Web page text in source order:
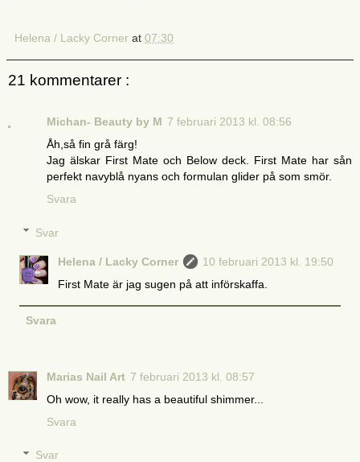
Helena / Lacky Corner at 07:30
21 kommentarer :
Michan- Beauty by M 7 februari 2013 kl. 08:56
Åh,så fin grå färg!
Jag älskar First Mate och Below deck. First Mate har sån
perfekt navyblå nyans och formulan glider på som smör.
Svara
Svar
Helena / Lacky Corner
10 februari 2013 kl. 19:50
First Mate är jag sugen på att införskaffa.
Svara
Marias Nail Art 7 februari 2013 kl. 08:57
Oh wow, it really has a beautiful shimmer...
Svara
Svar